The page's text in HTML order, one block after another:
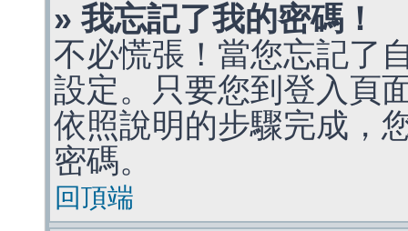
» 我忘記了我的密碼！
不必慌張！當您忘記了
設定。只要您到登入頁
依照說明的步驟完成，
密碼。
回頂端